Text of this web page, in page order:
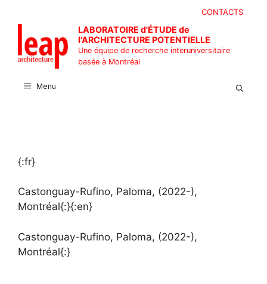
contenu
CONTACTS
LABORATOIRE d'ÉTUDE de
l'ARCHITECTURE POTENTIELLE
Une équipe de recherche interuniversitaire
basée à Montréal
Menu
{:fr}
Castonguay-Rufino, Paloma, (2022-),
Montréal{:}{:en}
Castonguay-Rufino, Paloma, (2022-),
Montréal{:}